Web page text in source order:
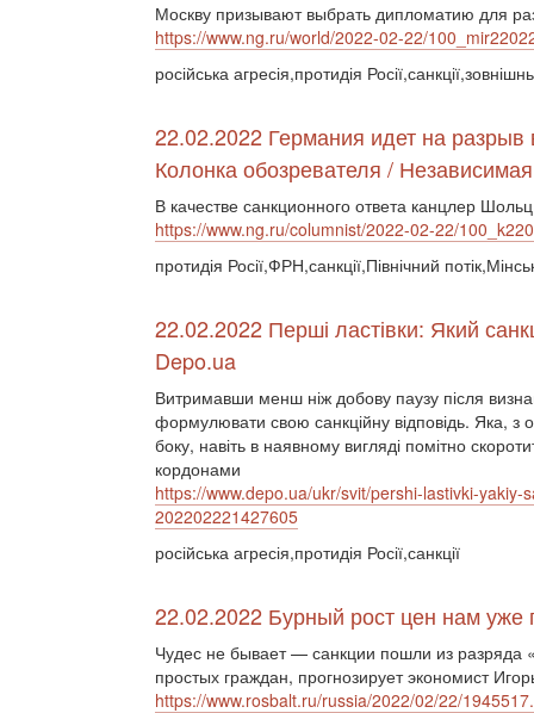
Москву призывают выбрать дипломатию для
https://www.ng.ru/world/2022-02-22/
російська агресія,протидія
22.02.2022 Германия идет на
Колонка обозревателя / Независимая
В качестве санкционного ответа канцлер
https://www.ng.ru/columnist/2022-02-22/
протидія Росії,ФРН,санкції,Північний
22.02.2022 Перші ластівки: Який
Depo.ua
Витримавши менш ніж добову паузу після
формулювати свою санкційну відповідь. Яка,
боку, навіть в наявному вигляді помітно
кордонами
https://www.depo.ua/ukr/svit/pershi-lastivki-
202202221427605
російська агресія,протидія Росії,санкції
22.02.2022 Бурный рост цен нам уже
Чудес не бывает — санкции пошли из
простых граждан, прогнозирует экономист
https://www.rosbalt.ru/russia/2022/02/22/